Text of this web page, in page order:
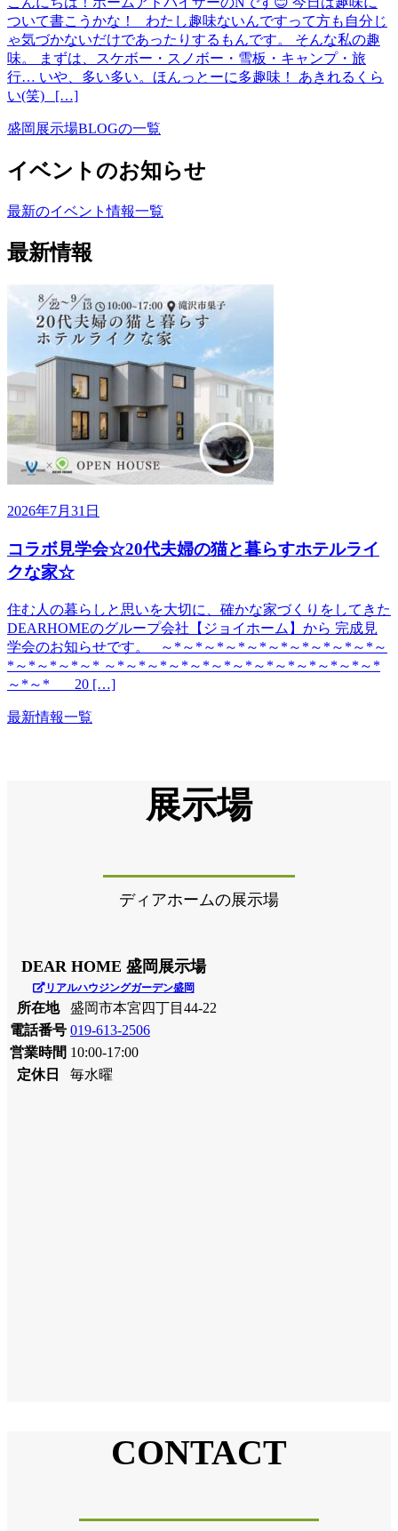
ついて書こうかな！ わたし趣味ないんですって方も自分じ
ゃ気づかないだけであったりするもんです。 そんな私の趣
味。 まずは、スケボー・スノボー・雪板・キャンプ・旅
行… いや、多い多い。ほんっとーに多趣味！ あきれるくら
い(笑) […]
盛岡展示場BLOGの一覧
イベントのお知らせ
最新のイベント情報一覧
最新情報
2026年7月31日
コラボ見学会☆20代夫婦の猫と暮らすホテルライ
クな家☆
住む人の暮らしと思いを大切に、確かな家づくりをしてきた
DEARHOMEのグループ会社【ジョイホーム】から 完成見
学会のお知らせです。 ～*～*～*～*～*～*～*～*～*～*～
*～*～*～*～* ～*～*～*～*～*～*～*～*～*～*～*～*～*
～*～* 20 […]
最新情報一覧
展示場
ディアホームの展示場
DEAR HOME 盛岡展示場
リアルハウジングガーデン盛岡
所在地
盛岡市本宮四丁目44-22
電話番号 019-613-2506
営業時間 10:00-17:00
定休日
毎水曜
CONTACT